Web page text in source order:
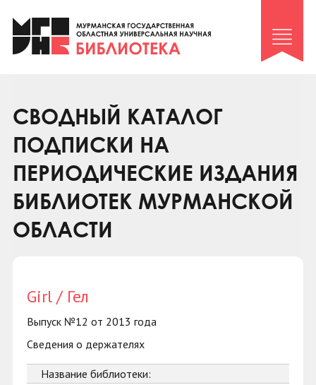
Клуб «Гиря и сельдерей»
Клуб «Семейный архив»
Коллегам
Контакты
СВОДНЫЙ КАТАЛОГ
ПОДПИСКИ НА
ПЕРИОДИЧЕСКИЕ ИЗДАНИЯ
БИБЛИОТЕК МУРМАНСКОЙ
ОБЛАСТИ
Girl / Гел
Выпуск №12 от 2013 года
Сведения о держателях
Название библиотеки: